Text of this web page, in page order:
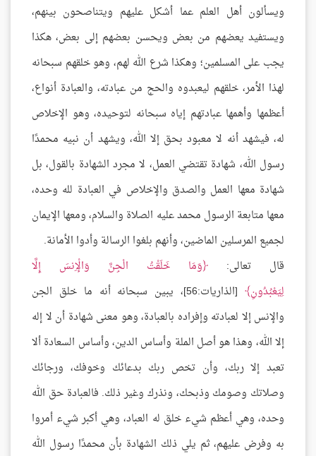
ويسألون أهل العلم عما أشكل عليهم ويتناصحون بينهم،
ويستفيد يعضهم من بعض ويحسن بعضهم إلى بعض، هكذا
يجب على المسلمين؛ وهكذا شرع الله لهم، وهو خلقهم سبحانه
لهذا الأمر، خلقهم ليعبدوه والحج من عبادته، والعبادة أنواع،
أعظمها وأهمها عبادتهم إياه سبحانه لتوحيده، وهو الإخلاص
له، فيشهد أنه لا معبود بحق إلا الله، ويشهد أن نبيه محمدًا
رسول الله، شهادة تقتضي العمل، لا مجرد الشهادة بالقول، بل
شهادة معها العمل والصدق والإخلاص في العبادة لله وحده،
معها متابعة الرسول محمد عليه الصلاة والسلام، ومعها الإيمان
لجميع المرسلين الماضين، وأنهم بلغوا الرسالة وأدوا الأمانة.
قال تعالى:
وَمَا خَلَقْتُ الْجِنَّ وَالْإِنسَ إِلَّا
لِيَعْبُدُونِ
[الذاريات:56]، يبين سبحانه أنه ما خلق الجن
والإنس إلا لعبادته وإفراده بالعبادة، وهو معنى شهادة أن لا إله
إلا الله، وهذا هو أصل الملة وأساس الدين، وأساس السعادة ألا
تعبد إلا ربك، وأن تخص ربك بدعائك وخوفك، ورجائك
وصلاتك وصومك وذبحك، ونذرك وغير ذلك. فالعبادة حق الله
وحده، وهي أعظم شيء خلق له العباد، وهي أكبر شيء أمروا
به وفرض عليهم، ثم يلي ذلك الشهادة بأن محمدًا رسول الله